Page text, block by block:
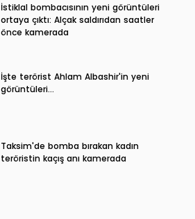
İstiklal bombacısının yeni görüntüleri
ortaya çıktı: Alçak saldırıdan saatler
önce kamerada
İşte terörist Ahlam Albashir'in yeni
görüntüleri…
Taksim'de bomba bırakan kadın
teröristin kaçış anı kamerada